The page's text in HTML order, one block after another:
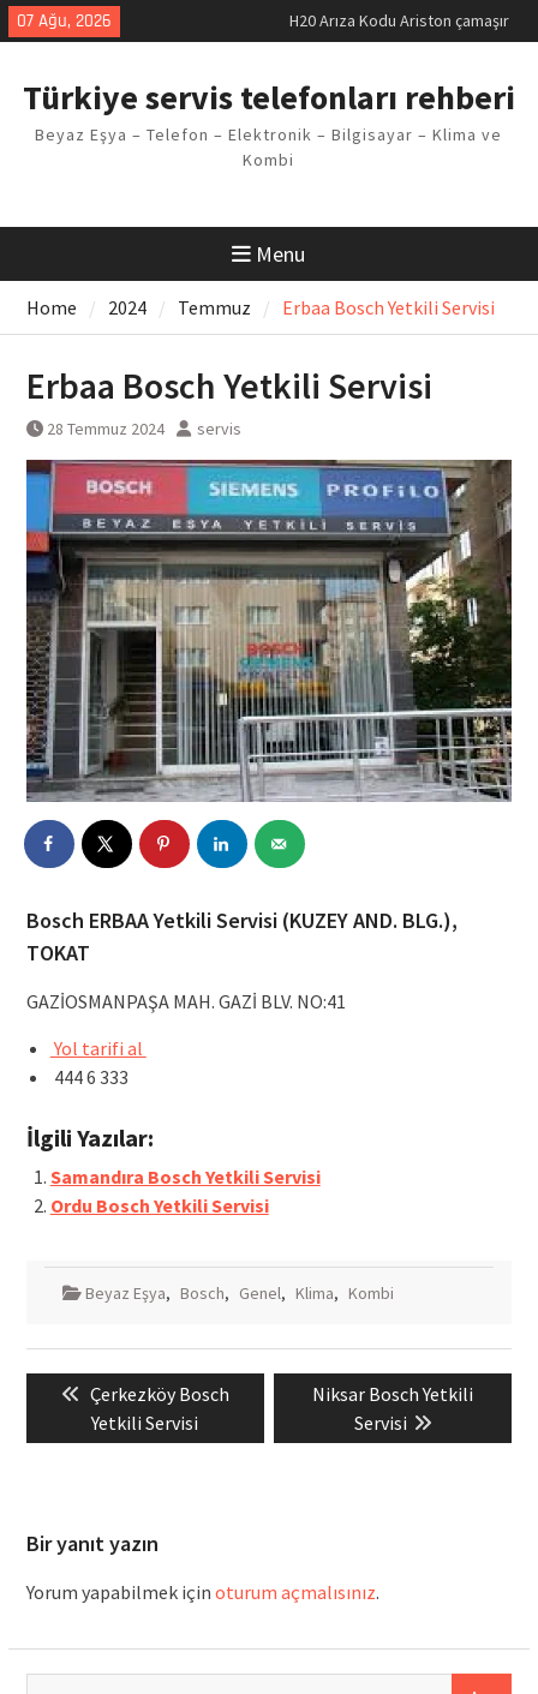
Skip
to
07 Ağu, 2026
H20 Arıza Kodu Ariston çamaşır
makinesi Sorunu
Arçelik buzdolabı F5 Hatası
Vaillant çamaşır makinesi E03
Arıza Kodu
Türkiye servis telefonları rehberi
Beyaz Eşya – Telefon – Elektronik – Bilgisayar – Klima ve
Kombi
Menu
Home 2024 Temmuz Erbaa Bosch Yetkili Servisi
Erbaa Bosch Yetkili Servisi
28 Temmuz 2024 servis
Bosch ERBAA Yetkili Servisi (KUZEY AND. BLG.),
TOKAT
GAZİOSMANPAŞA MAH. GAZİ BLV. NO:41
Yol tarifi al
444 6 333
İlgili Yazılar:
Samandıra Bosch Yetkili Servisi
Ordu Bosch Yetkili Servisi
Beyaz Eşya, Bosch, Genel, Klima, Kombi
gezinmesi
Previous
post:
Çerkezköy Bosch
Yetkili Servisi
Next
Niksar Bosch Yetkili
Servisi
Bir yanıt yazın
Yorum yapabilmek için oturum açmalısınız.